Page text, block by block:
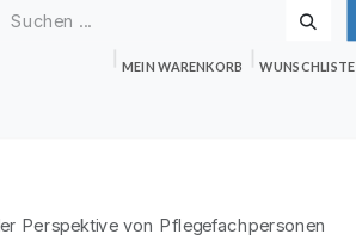
MEIN WARENKORB WUNSCHLISTE
Perspektive von Pflegefachpersonen